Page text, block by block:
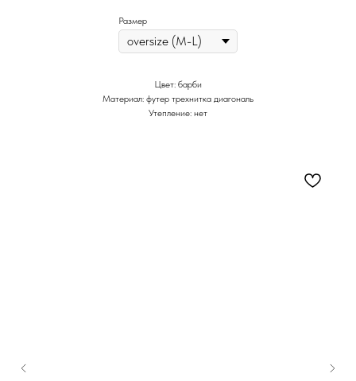
Размер
Цвет: барби
Материал: футер трехнитка диагональ
Утепление: нет